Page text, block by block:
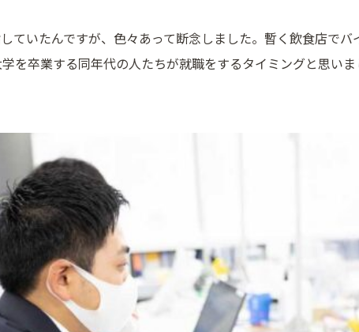
ていたんですが、色々あって断念しました。暫く飲食店で
を卒業する同年代の人たちが就職をするタイミングと思い